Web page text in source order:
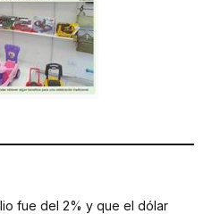
fue del 2% y que el dólar